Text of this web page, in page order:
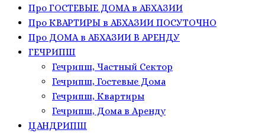
Про ГОСТЕВЫЕ ДОМА в АБХАЗИИ
Про КВАРТИРЫ в АБХАЗИИ ПОСУТОЧНО
Про ДОМА в АБХАЗИИ В АРЕНДУ
ГЕЧРИПШ
Гечрипш, Частный Сектор
Гечрипш, Гостевые Дома
Гечрипш, Квартиры
Гечрипш, Дома в Аренду
ЦАНДРИПШ